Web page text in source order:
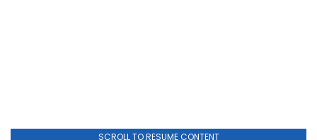
SCROLL TO RESUME CONTENT